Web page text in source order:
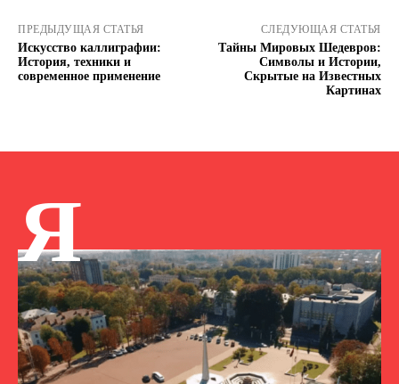
ПРЕДЫДУЩАЯ СТАТЬЯ
Искусство каллиграфии:
История, техники и
современное применение
СЛЕДУЮЩАЯ СТАТЬЯ
Тайны Мировых Шедевров:
Символы и Истории,
Скрытые на Известных
Картинах
Я